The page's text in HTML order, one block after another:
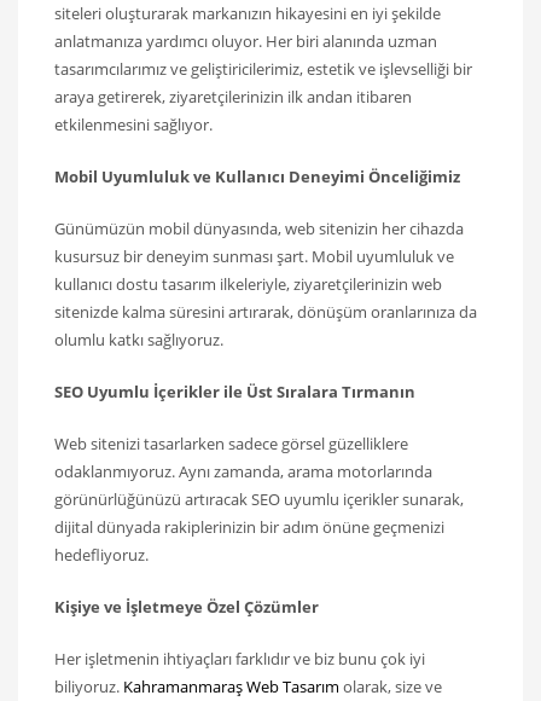
siteleri oluşturarak markanızın hikayesini en iyi şekilde
anlatmanıza yardımcı oluyor. Her biri alanında uzman
tasarımcılarımız ve geliştiricilerimiz, estetik ve işlevselliği bir
araya getirerek, ziyaretçilerinizin ilk andan itibaren
etkilenmesini sağlıyor.
Mobil Uyumluluk ve Kullanıcı Deneyimi Önceliğimiz
Günümüzün mobil dünyasında, web sitenizin her cihazda
kusursuz bir deneyim sunması şart. Mobil uyumluluk ve
kullanıcı dostu tasarım ilkeleriyle, ziyaretçilerinizin web
sitenizde kalma süresini artırarak, dönüşüm oranlarınıza da
olumlu katkı sağlıyoruz.
SEO Uyumlu İçerikler ile Üst Sıralara Tırmanın
Web sitenizi tasarlarken sadece görsel güzelliklere
odaklanmıyoruz. Aynı zamanda, arama motorlarında
görünürlüğünüzü artıracak SEO uyumlu içerikler sunarak,
dijital dünyada rakiplerinizin bir adım önüne geçmenizi
hedefliyoruz.
Kişiye ve İşletmeye Özel Çözümler
Her işletmenin ihtiyaçları farklıdır ve biz bunu çok iyi
biliyoruz. Kahramanmaraş Web Tasarım olarak, size ve